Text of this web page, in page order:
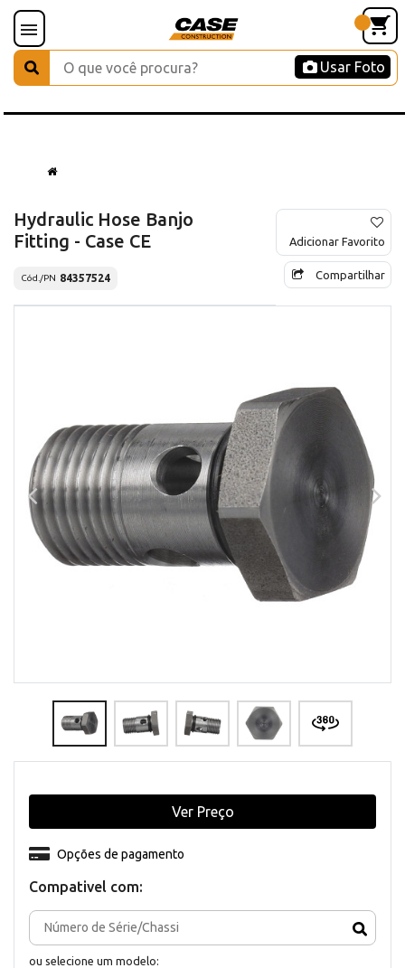
Usar Foto
Hydraulic Hose Banjo
Fitting - Case CE
Cód./PN 84357524
Adicionar Favorito
Compartilhar
Compativel com:
ou selecione um modelo:
Opções de pagamento
Ver Preço